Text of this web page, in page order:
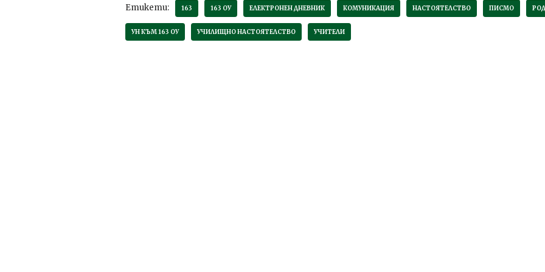
Етикети: 163 163 ОУ ЕЛЕКТРОНЕН ДНЕВНИК КОМУНИКАЦИЯ НАСТОЯТЕЛСТВО ПИСМО
УН КЪМ 163 ОУ УЧИЛИЩНО НАСТОЯТЕЛСТВО УЧИТЕЛИ